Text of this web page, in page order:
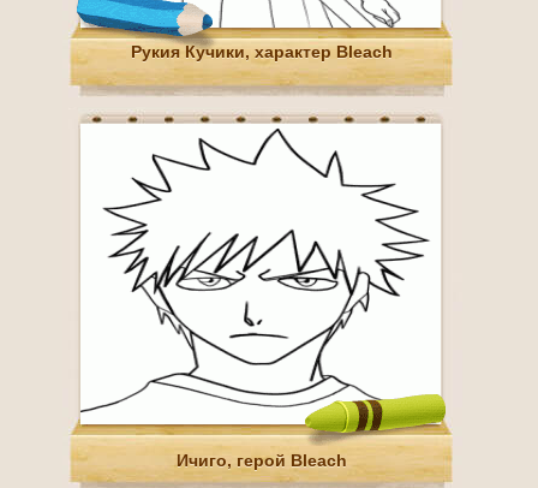
Рукия Кучики, характер Bleach
Ичиго, герой Bleach